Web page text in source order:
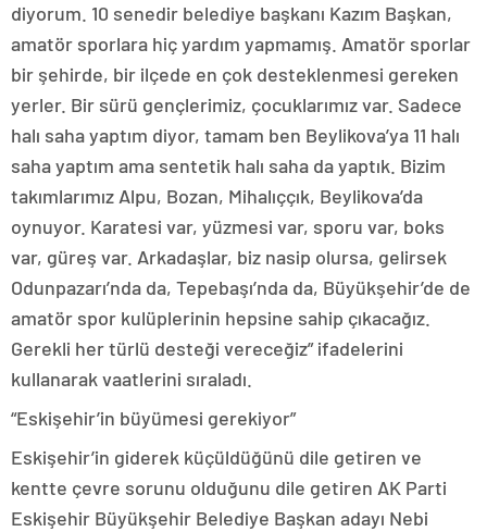
diyorum. 10 senedir belediye başkanı Kazım Başkan,
amatör sporlara hiç yardım yapmamış. Amatör sporlar
bir şehirde, bir ilçede en çok desteklenmesi gereken
yerler. Bir sürü gençlerimiz, çocuklarımız var. Sadece
halı saha yaptım diyor, tamam ben Beylikova’ya 11 halı
saha yaptım ama sentetik halı saha da yaptık. Bizim
takımlarımız Alpu, Bozan, Mihalıççık, Beylikova’da
oynuyor. Karatesi var, yüzmesi var, sporu var, boks
var, güreş var. Arkadaşlar, biz nasip olursa, gelirsek
Odunpazarı’nda da, Tepebaşı’nda da, Büyükşehir’de de
amatör spor kulüplerinin hepsine sahip çıkacağız.
Gerekli her türlü desteği vereceğiz” ifadelerini
kullanarak vaatlerini sıraladı.
“Eskişehir’in büyümesi gerekiyor”
Eskişehir’in giderek küçüldüğünü dile getiren ve
kentte çevre sorunu olduğunu dile getiren AK Parti
Eskişehir Büyükşehir Belediye Başkan adayı Nebi